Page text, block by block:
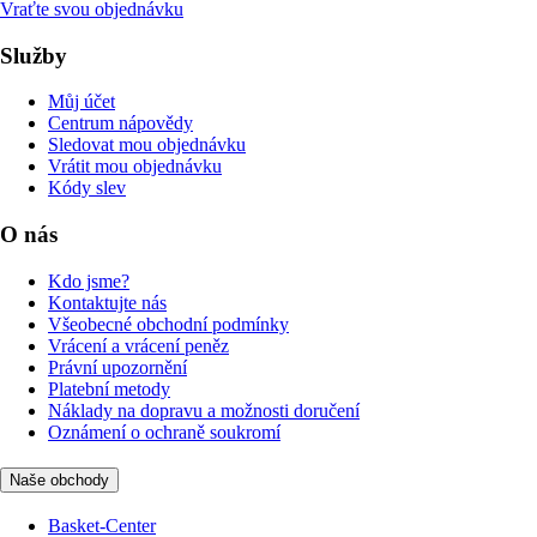
Vraťte svou objednávku
Služby
Můj účet
Centrum nápovědy
Sledovat mou objednávku
Vrátit mou objednávku
Kódy slev
O nás
Kdo jsme?
Kontaktujte nás
Všeobecné obchodní podmínky
Vrácení a vrácení peněz
Právní upozornění
Platební metody
Náklady na dopravu a možnosti doručení
Oznámení o ochraně soukromí
Naše obchody
Basket-Center